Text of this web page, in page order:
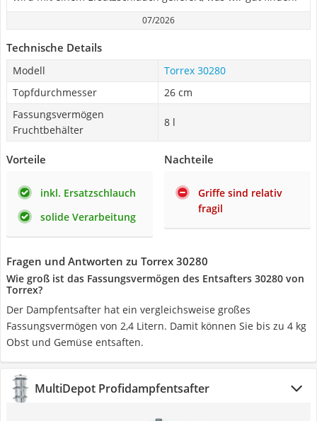
07/2026
Technische Details
Modell
Torrex 30280
Topfdurchmesser
26 cm
Fassungsvermögen
Fruchtbehälter
8 l
Vorteile
inkl. Ersatzschlauch
solide Verarbeitung
Nachteile
Griffe sind relativ
fragil
Fragen und Antworten zu Torrex 30280
Wie groß ist das Fassungsvermögen des Entsafters 30280 von
Torrex?
Der Dampfentsafter hat ein vergleichsweise großes
Fassungsvermögen von 2,4 Litern. Damit können Sie bis zu 4 kg
Obst und Gemüse entsaften.
MultiDepot Profidampfentsafter